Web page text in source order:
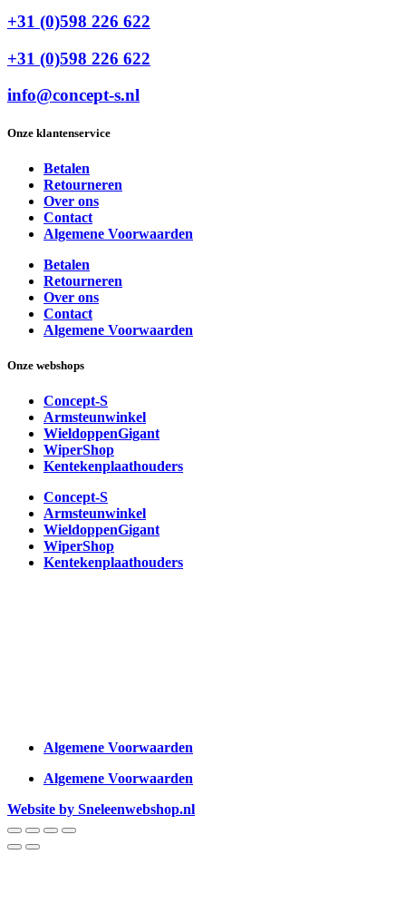
+31 (0)598 226 622
+31 (0)598 226 622
info@concept-s.nl
Onze klantenservice
Betalen
Retourneren
Over ons
Contact
Algemene Voorwaarden
Betalen
Retourneren
Over ons
Contact
Algemene Voorwaarden
Onze webshops
Concept-S
Armsteunwinkel
WieldoppenGigant
WiperShop
Kentekenplaathouders
Concept-S
Armsteunwinkel
WieldoppenGigant
WiperShop
Kentekenplaathouders
Algemene Voorwaarden
Algemene Voorwaarden
Website by Sneleenwebshop.nl